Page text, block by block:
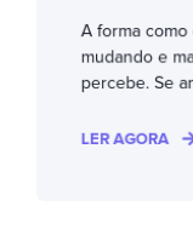
A forma
mudando e
percebe. Se
LER AGORA